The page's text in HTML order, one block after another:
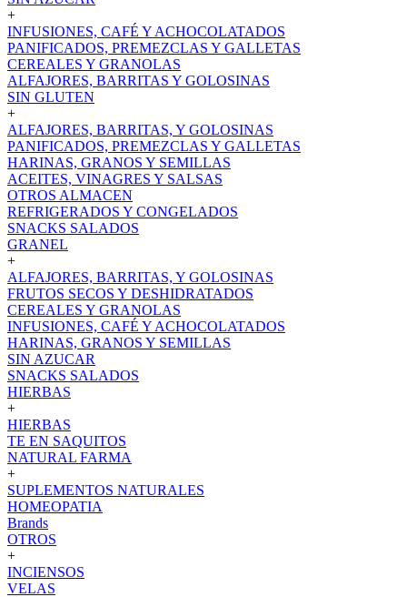
+
INFUSIONES, CAFÉ Y ACHOCOLATADOS
PANIFICADOS, PREMEZCLAS Y GALLETAS
CEREALES Y GRANOLAS
ALFAJORES, BARRITAS Y GOLOSINAS
SIN GLUTEN
+
ALFAJORES, BARRITAS, Y GOLOSINAS
PANIFICADOS, PREMEZCLAS Y GALLETAS
HARINAS, GRANOS Y SEMILLAS
ACEITES, VINAGRES Y SALSAS
OTROS ALMACEN
REFRIGERADOS Y CONGELADOS
SNACKS SALADOS
GRANEL
+
ALFAJORES, BARRITAS, Y GOLOSINAS
FRUTOS SECOS Y DESHIDRATADOS
CEREALES Y GRANOLAS
INFUSIONES, CAFÉ Y ACHOCOLATADOS
HARINAS, GRANOS Y SEMILLAS
SIN AZUCAR
SNACKS SALADOS
HIERBAS
+
HIERBAS
TE EN SAQUITOS
NATURAL FARMA
+
SUPLEMENTOS NATURALES
HOMEOPATIA
Brands
OTROS
+
INCIENSOS
VELAS